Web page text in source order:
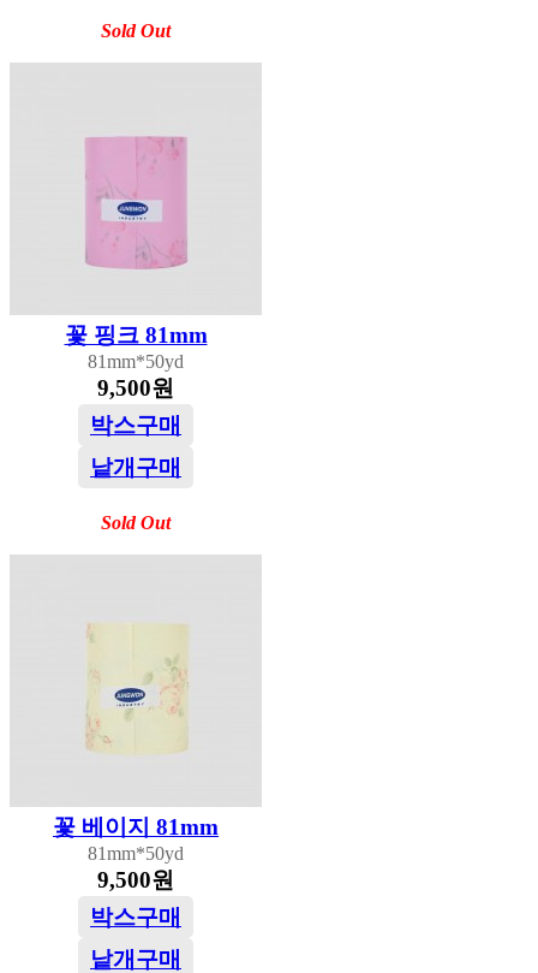
Sold Out
꽃 핑크 81mm
81mm*50yd
9,500원
박스구매
낱개구매
Sold Out
꽃 베이지 81mm
81mm*50yd
9,500원
박스구매
낱개구매